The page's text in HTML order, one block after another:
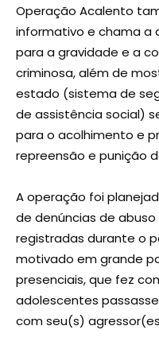
Operação Acalento
informativo e chama a
para a gravidade e a
criminosa, além de
estado (sistema de
de assistência social)
para o acolhimento e
repreensão e punição
A operação foi
de denúncias de
registradas durante o
motivado em grande
presenciais, que fez
adolescentes
com seu(s)